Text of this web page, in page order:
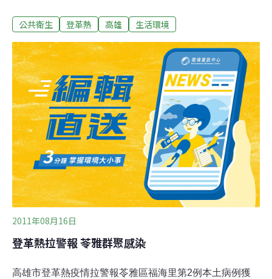
千元至1萬5千元，這也是市府首度對自家開罰的案例。高
熱個案，才二週內就快速增加至19例，另外鳳山區3例，
大寮、三民及新興區各1例。衛生局病媒蚊指數調查顯
示，三多派出所一帶15戶住家中，就有5處孑孓孳生源，
布氏指數高達爆發大流行警戒線4級。副市長李永得25日
前往苓雅區疫區現場視導，要求立即拆除廢棄宿舍，並籲
請全體市民一起動員，針對孳生源好發地點，詳加檢查清
理並作好防蚊、滅蚊措施；如有發燒、頭痛、後眼窩痛、
關節肌肉疼痛、出疹等症狀應儘速就醫。醫師若發現登革
熱疑似個案，要立即通報，以利衛生機關及時採取防治措
施，避免疫情擴大。
公共衛生 登革熱 高雄 生活環境
2011年08月16日
登革熱拉警報 苓雅群聚感染
高雄市登革熱疫情拉警報苓雅區福海里第2例本土病例獲